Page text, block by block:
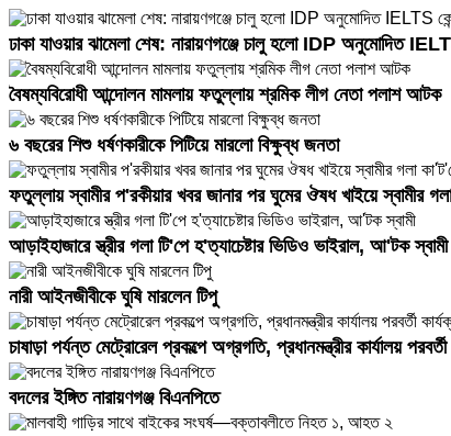
ঢাকা যাওয়ার ঝামেলা শেষ: নারায়ণগঞ্জে চালু হলো IDP অনুমোদিত
বৈষম্যবিরোধী আন্দোলন মামলায় ফতুল্লায় শ্রমিক লীগ নেতা পলাশ আটক
৬ বছরের শিশু ধর্ষণকারীকে পিটিয়ে মারলো বিক্ষুব্ধ জনতা
ফতুল্লায় স্বামীর প'রকীয়ার খবর জানার পর ঘুমের ঔষধ খাইয়ে স্বামীর
আড়াইহাজারে স্ত্রীর গলা টি'পে হ'ত্যাচেষ্টার ভিডিও ভাইরাল, আ'টক স্বামী
নারী আইনজীবীকে ঘুষি মারলেন টিপু
চাষাড়া পর্যন্ত মেট্রোরেল প্রকল্পে অগ্রগতি, প্রধানমন্ত্রীর কার্যালয় পরবর্তী
বদলের ইঙ্গিত নারায়ণগঞ্জ বিএনপিতে